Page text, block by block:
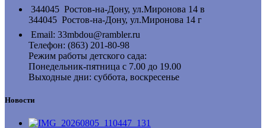
344045 Ростов-на-Дону, ул.Миронова 14 в
344045 Ростов-на-Дону, ул.Миронова 14 г
Email: 33mbdou@rambler.ru
Телефон: (863) 201-80-98
Режим работы детского сада:
Понедельник-пятница с 7.00 до 19.00
Выходные дни: суббота, воскресенье
Новости